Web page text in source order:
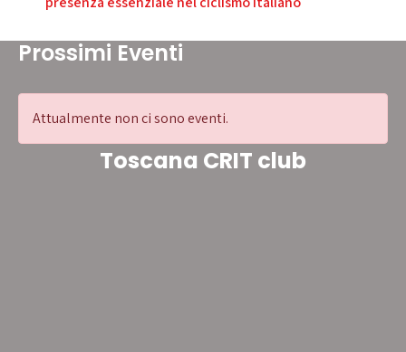
Prossimi Eventi
Attualmente non ci sono eventi.
Toscana CRIT club